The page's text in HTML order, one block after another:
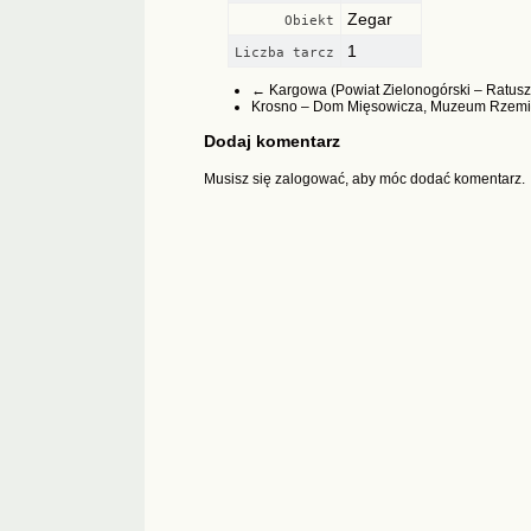
Obiekt Zegar
Liczba tarcz 1
← Kargowa (Powiat Zielonogórski – Ratusz
Krosno – Dom Mięsowicza, Muzeum
Dodaj komentarz
Musisz się zalogować, aby móc dodać komentarz.